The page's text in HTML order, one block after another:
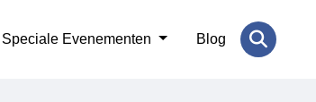
Speciale Evenementen Blog